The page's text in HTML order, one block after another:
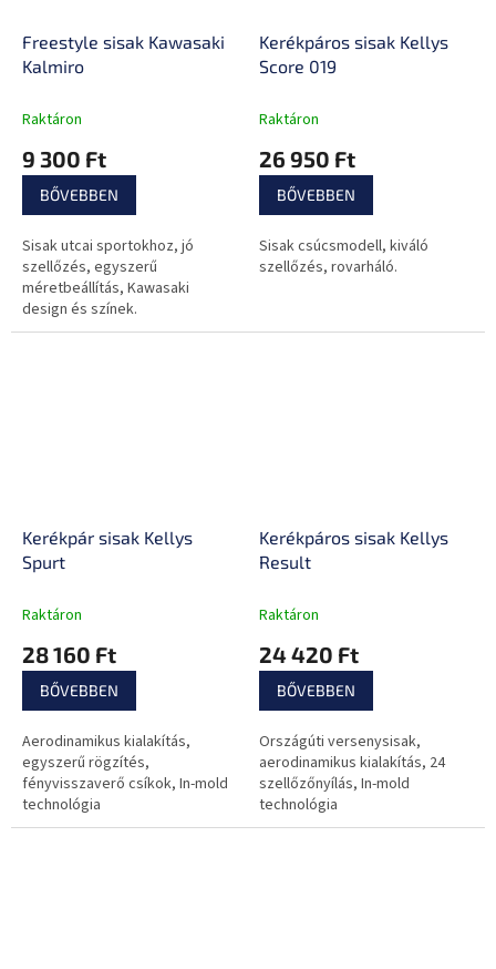
Freestyle sisak Kawasaki
Kalmiro
Raktáron
9 300 Ft
BŐVEBBEN
Sisak utcai sportokhoz, jó
szellőzés, egyszerű
méretbeállítás, Kawasaki
design és színek.
Kerékpáros sisak Kellys
Score 019
Raktáron
26 950 Ft
BŐVEBBEN
Sisak csúcsmodell, kiváló
szellőzés, rovarháló.
Kerékpár sisak Kellys
Spurt
Raktáron
28 160 Ft
BŐVEBBEN
Aerodinamikus kialakítás,
egyszerű rögzítés,
fényvisszaverő csíkok, In-mold
technológia
Kerékpáros sisak Kellys
Result
Raktáron
24 420 Ft
BŐVEBBEN
Országúti versenysisak,
aerodinamikus kialakítás, 24
szellőzőnyílás, In-mold
technológia